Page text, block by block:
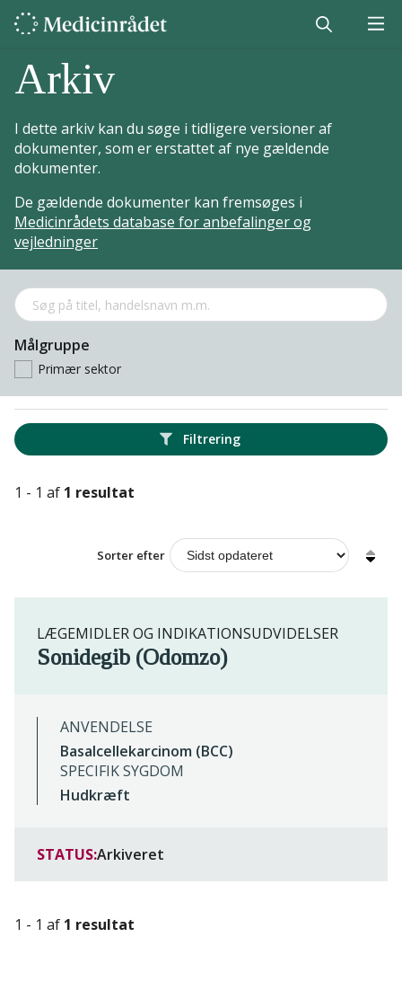
Arkiv
I dette arkiv kan du søge i tidligere versioner af
dokumenter, som er erstattet af nye gældende
dokumenter.
De gældende dokumenter kan fremsøges i
Medicinrådets database for anbefalinger og
vejledninger
Målgruppe
Primær sektor
Filtrering
1 - 1 af 1 resultat
Sorter efter
LÆGEMIDLER OG INDIKATIONSUDVIDELSER
Sonidegib (Odomzo)
ANVENDELSE
Basalcellekarcinom (BCC)
SPECIFIK SYGDOM
Hudkræft
STATUS:Arkiveret
1 - 1 af 1 resultat